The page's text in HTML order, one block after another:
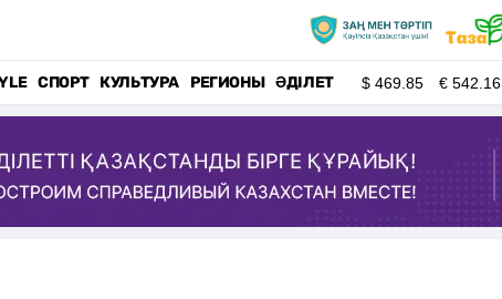
СПОРТ КУЛЬТУРА РЕГИОНЫ ӘДІЛЕТ $469.85 €542.16